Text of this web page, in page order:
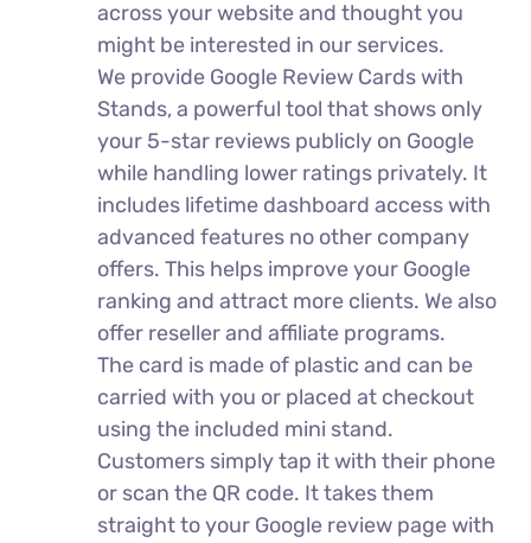
across your website and thought you
might be interested in our services.
We provide Google Review Cards with
Stands, a powerful tool that shows only
your 5-star reviews publicly on Google
while handling lower ratings privately. It
includes lifetime dashboard access with
advanced features no other company
offers. This helps improve your Google
ranking and attract more clients. We also
offer reseller and affiliate programs.
The card is made of plastic and can be
carried with you or placed at checkout
using the included mini stand.
Customers simply tap it with their phone
or scan the QR code. It takes them
straight to your Google review page with